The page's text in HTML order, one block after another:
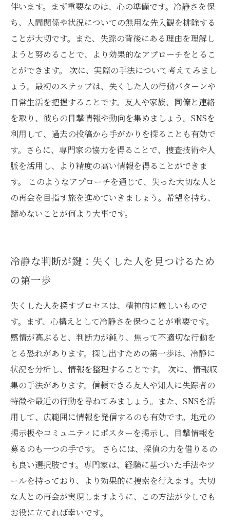
伴います。まず重要なのは、心の準備です。冷静さを保
ち、人間関係や状況についての無用な先入観を排除する
ことが大切です。また、失踪の背後にある理由を理解し
ようと努めることで、より効果的なアプローチをとるこ
とができます。 次に、実際の手法について考えてみまし
ょう。最初のステップは、失くした人の行動パターンや
日常生活を把握することです。友人や家族、同僚と連絡
を取り、彼らの目撃情報や動向を集めましょう。SNSを
利用して、過去の投稿から手がかりを探ることも有効で
す。さらに、専門家の協力を得ることで、捜査技術や人
脈を活用し、より精度の高い情報を得ることができま
す。 このようなアプローチを通じて、失った大切な人と
の再会を目指す旅を進めていきましょう。希望を持ち、
諦めないことが何より大事です。
冷静な判断が鍵：失くした人を見つけるため
の第一歩
失くした人を探すプロセスは、精神的に厳しいもので
す。まず、心構えとして冷静さを保つことが重要です。
感情が高ぶると、判断力が鈍り、焦って不適切な行動を
とる恐れがあります。探し出すための第一歩は、冷静に
状況を分析し、情報を整理することです。 次に、情報収
集の手法があります。信頼できる友人や知人に失踪者の
特徴や最近の行動を尋ねてみましょう。また、SNSを活
用して、広範囲に情報を発信するのも有効です。地元の
掲示板やコミュニティにポスターを掲示し、目撃情報を
募るのも一つの手です。 さらには、探偵の力を借りるの
も良い選択肢です。専門家は、経験に基づいた手法やツ
ールを持っており、より効果的に捜索を行えます。大切
な人との再会が実現しますように、この方法が少しでも
お役に立てれば幸いです。